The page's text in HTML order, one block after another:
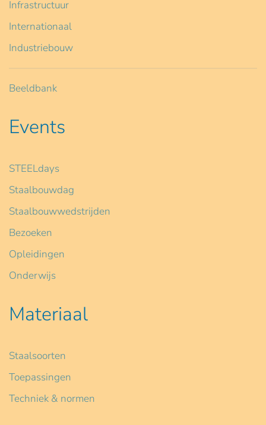
Infrastructuur
Internationaal
Industriebouw
Beeldbank
Events
STEELdays
Staalbouwdag
Staalbouwwedstrijden
Bezoeken
Opleidingen
Onderwijs
Materiaal
Staalsoorten
Toepassingen
Techniek & normen